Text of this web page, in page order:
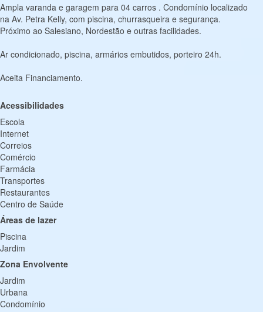
Ampla varanda e garagem para 04 carros . Condomínio localizado
na Av. Petra Kelly, com piscina, churrasqueira e segurança.
Próximo ao Salesiano, Nordestão e outras facilidades.
Ar condicionado, piscina, armários embutidos, porteiro 24h.
Aceita Financiamento.
Acessibilidades
Escola
Internet
Correios
Comércio
Farmácia
Transportes
Restaurantes
Centro de Saúde
Áreas de lazer
Piscina
Jardim
Zona Envolvente
Jardim
Urbana
Condomínio